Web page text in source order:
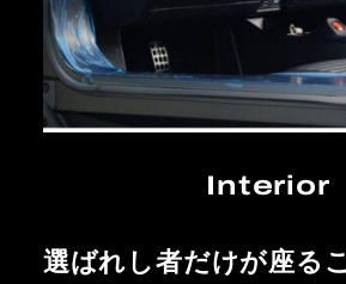
Interior
選ばれし者だけが座る